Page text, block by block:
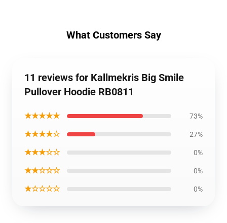
What Customers Say
11 reviews for Kallmekris Big Smile
Pullover Hoodie RB0811
★★★★★ 73%
★★★★☆ 27%
★★★☆☆ 0%
★★☆☆☆ 0%
★☆☆☆☆ 0%